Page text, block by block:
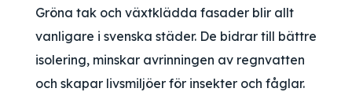
Gröna tak och växtklädda fasader blir allt
vanligare i svenska städer. De bidrar till bättre
isolering, minskar avrinningen av regnvatten
och skapar livsmiljöer för insekter och fåglar.